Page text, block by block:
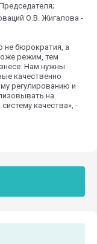
О.В. Жигалова -
не бюрократия, а
режим, тем
Нам нужны
качественно
регулированию и
на
качества», -